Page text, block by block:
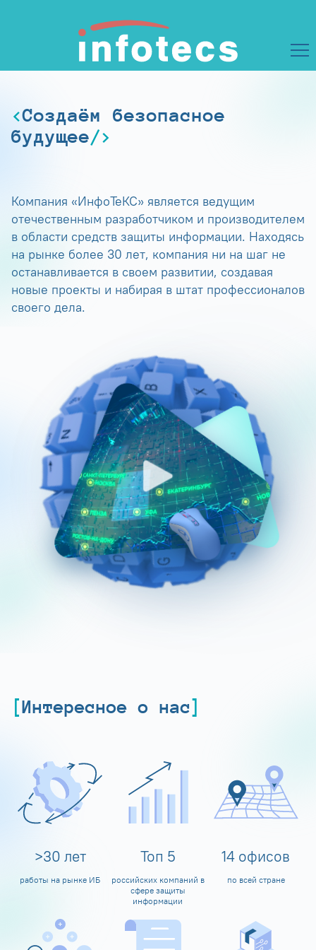
Создаём безопасное
будущее
Компания «ИнфоТеКС» является ведущим
отечественным разработчиком и производителем
в области средств защиты информации. Находясь
на рынке более 30 лет, компания ни на шаг не
останавливается в своем развитии, создавая
новые проекты и набирая в штат профессионалов
своего дела.
Интересное о нас
>30 лет
работы на рынке ИБ
Топ 5
российских компаний в
сфере защиты
информации
14 офисов
по всей стране